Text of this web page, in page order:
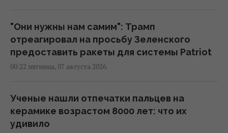
"Они нужны нам самим": Трамп
отреагировал на просьбу Зеленского
предоставить ракеты для системы Patriot
00:22 пятница, 07 августа 2026
Ученые нашли отпечатки пальцев на
керамике возрастом 8000 лет: что их
удивило